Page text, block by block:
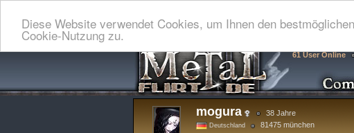
Diese Website verwendet Cookies, um Ihnen den
Cookie-Nutzung zu.
61 User Online
mogura 38 Jahre
Deutschland 81475 münchen